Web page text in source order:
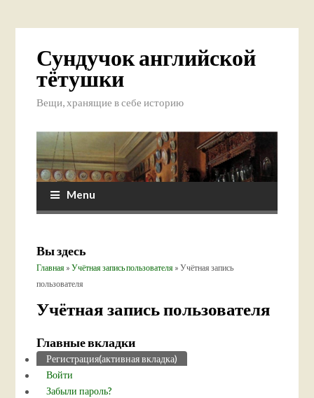
Сундучок английской
тётушки
Вещи, хранящие в себе историю
Menu
Вы здесь
Главная »Учётная запись пользователя » Учётная запись
пользователя
Учётная запись пользователя
Главные вкладки
Регистрация(активная вкладка)
Войти
Забыли пароль?